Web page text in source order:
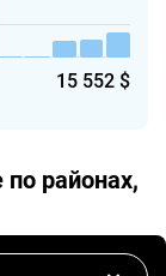
15 552 $
районах,